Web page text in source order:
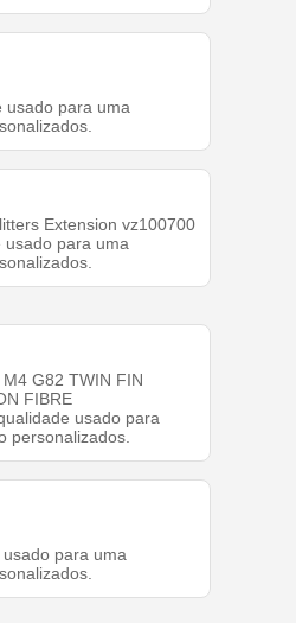
usado para uma
Extension vz100700
usado para uma
G82 TWIN FIN
FIBRE
usado para
personalizados.
para uma